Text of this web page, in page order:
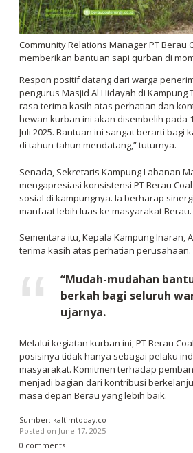
Community Relations Manager PT Berau
memberikan bantuan sapi qurban di
Respon positif datang dari warga
pengurus Masjid Al Hidayah di Kampung
rasa terima kasih atas perhatian dan
hewan kurban ini akan disembelih pada
Juli 2025. Bantuan ini sangat berarti bagi
di tahun-tahun mendatang,” tuturnya.
Senada, Sekretaris Kampung Labanan
mengapresiasi konsistensi PT Berau
sosial di kampungnya. Ia berharap
manfaat lebih luas ke masyarakat Berau.
Sementara itu, Kepala Kampung Inaran,
terima kasih atas perhatian perusahaan.
“Mudah-mudahan
berkah bagi seluruh
ujarnya.
Melalui kegiatan kurban ini, PT Berau
posisinya tidak hanya sebagai pelaku
masyarakat. Komitmen terhadap
menjadi bagian dari kontribusi
masa depan Berau yang lebih baik.
Sumber: kaltimtoday.co
Posted on June 17, 2025
0 comments